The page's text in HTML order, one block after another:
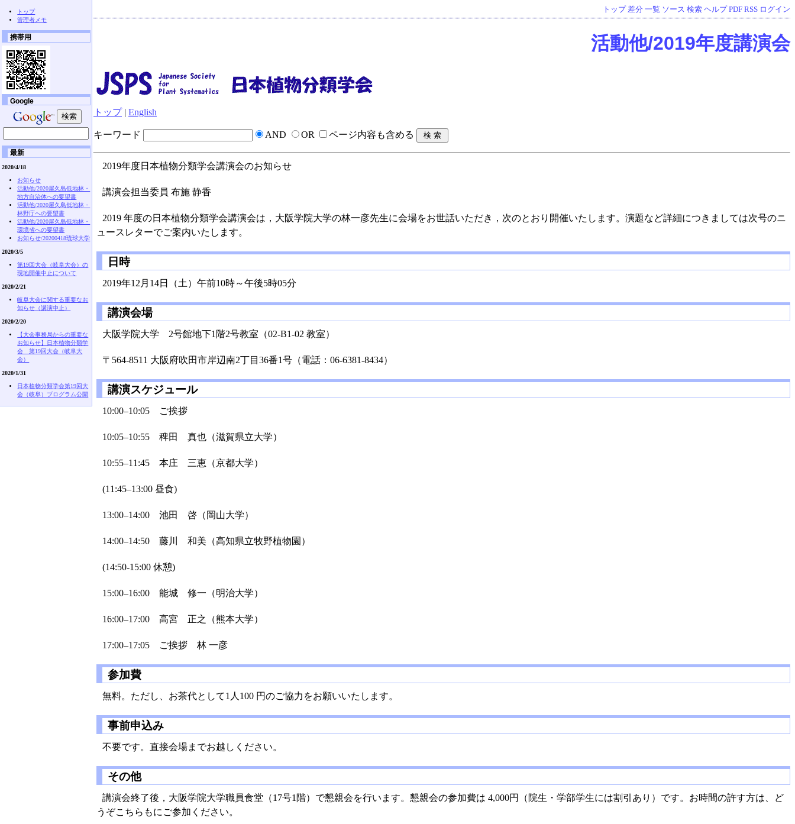
トップ 差分 一覧 ソース 検索 ヘルプ PDF RSS ログイン
活動他/2019年度講演会
トップ| English
キーワード AND OR ページ内容も含める
2019年度日本植物分類学会講演会のお知らせ
講演会担当委員 布施 静香
2019 年度の日本植物分類学会講演会は，大阪学院大学の林一彦先生に会場をお世話いただき，次のとおり開催いたします。演題など詳細につきましては次号のニ
ュースレターでご案内いたします。
日時
2019年12月14日（土）午前10時～午後5時05分
講演会場
大阪学院大学 2号館地下1階2号教室（02-B1-02 教室）
〒564-8511 大阪府吹田市岸辺南2丁目36番1号（電話：06-6381-8434）
講演スケジュール
10:00–10:05 ご挨拶
10:05–10:55 稗田 真也（滋賀県立大学）
10:55–11:45 本庄 三恵（京都大学）
(11:45–13:00 昼食)
13:00–14:00 池田 啓（岡山大学）
14:00–14:50 藤川 和美（高知県立牧野植物園）
(14:50-15:00 休憩)
15:00–16:00 能城 修一（明治大学）
16:00–17:00 高宮 正之（熊本大学）
17:00–17:05 ご挨拶 林 一彦
参加費
無料。ただし、お茶代として1人100 円のご協力をお願いいたします。
事前申込み
不要です。直接会場までお越しください。
その他
講演会終了後，大阪学院大学職員食堂（17号1階）で懇親会を行います。懇親会の参加費は 4,000円（院生・学部学生には割引あり）です。お時間の許す方は、ど
うぞこちらもにご参加ください。
トップ
管理者メモ
携帯用
Google
最新
2020/4/18
お知らせ
活動他/2020屋久島低地林・
地方自治体への要望書
活動他/2020屋久島低地林・
林野庁への要望書
活動他/2020屋久島低地林・
環境省への要望書
お知らせ/20200418琉球大学
2020/3/5
第19回大会（岐阜大会）の
現地開催中止について
2020/2/21
岐阜大会に関する重要なお
知らせ（講演中止）
2020/2/20
【大会事務局からの重要な
お知らせ】日本植物分類学
会 第19回大会（岐阜大
会）
2020/1/31
日本植物分類学会第19回大
会（岐阜）ブログラム公開